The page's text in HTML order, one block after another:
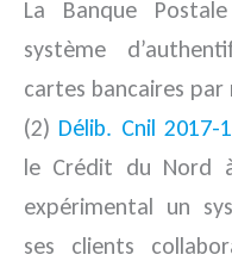
La Banque
système
cartes bancaires par
(2) Délib. Cnil 2017-
le Crédit du
expérimental un
ses clients